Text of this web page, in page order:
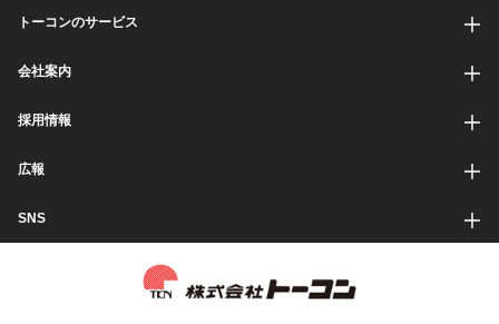
トーコンのサービス
会社案内
採用情報
広報
SNS